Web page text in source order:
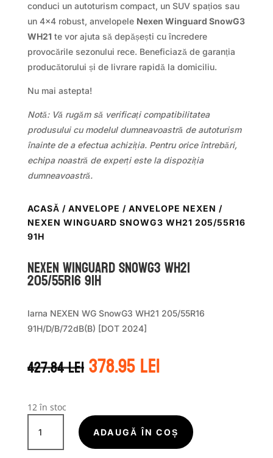
conduci un autoturism compact, un SUV spațios sau
un 4×4 robust, anvelopele Nexen Winguard SnowG3
WH21 te vor ajuta să depășești cu încredere
provocările sezonului rece. Beneficiază de garanția
producătorului și de livrare rapidă la domiciliu.
Nu mai astepta!
Notă: Vă rugăm să verificați compatibilitatea
produsului cu modelul dumneavoastră de autoturism
înainte de a efectua achiziția. Pentru orice întrebări,
echipa noastră de experți este la dispoziția
dumneavoastră.
ACASĂ / ANVELOPE / ANVELOPE NEXEN /
NEXEN WINGUARD SNOWG3 WH21 205/55R16
91H
Nexen WINGUARD SNOWG3 WH21
205/55R16 91H
Iarna NEXEN WG SnowG3 WH21 205/55R16
91H/D/B/72dB(B) [DOT 2024]
427.84leiPrețul
inițial
427.84 lei.
378.95leiPrețul
curent
12 în stoc
Cantitate
Nexen
WINGUARD
ADAUGĂ ÎN COȘ